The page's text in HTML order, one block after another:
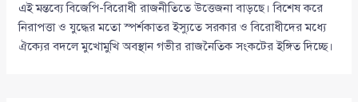
এই মন্তব্যে বিজেপি-বিরোধী রাজনীতিতে উত্তেজনা বাড়ছে। বিশেষ করে
নিরাপত্তা ও যুদ্ধের মতো স্পর্শকাতর ইস্যুতে সরকার ও বিরোধীদের মধ্যে
ঐক্যের বদলে মুখোমুখি অবস্থান গভীর রাজনৈতিক সংকটের ইঙ্গিত দিচ্ছে।